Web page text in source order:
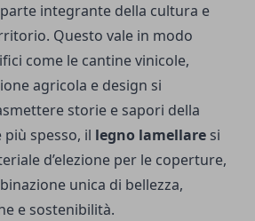
integrante della cultura e
Questo vale in modo
come le cantine vinicole,
agricola e design si
storie e sapori della
spesso, il legno lamellare si
d’elezione per le coperture,
unica di bellezza,
e sostenibilità.